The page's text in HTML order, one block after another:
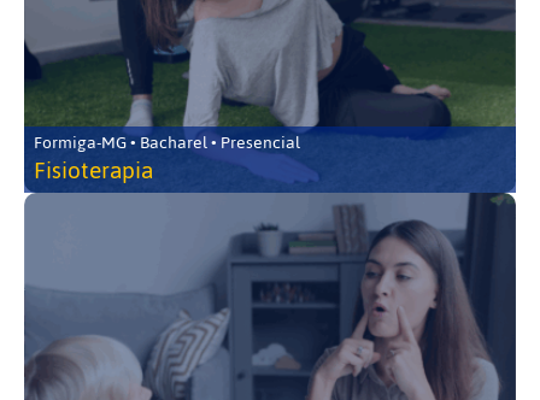
Formiga-MG • Bacharel • Presencial
Fisioterapia